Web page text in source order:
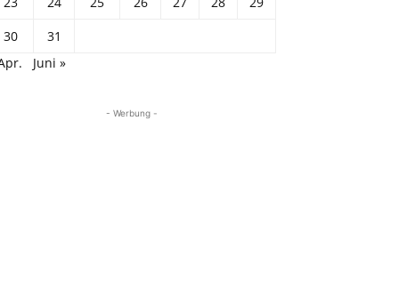
30
31
Juni »
- Werbung -